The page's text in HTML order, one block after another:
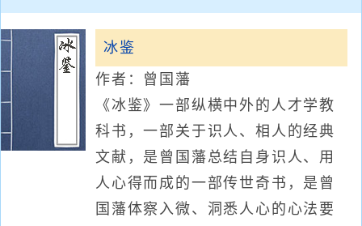
冰鉴
作者：曾国藩
《冰鉴》一部纵横中外的人才学教
科书，一部关于识人、相人的经典
文献，是曾国藩总结自身识人、用
人心得而成的一部传世奇书，是曾
国藩体察入微、洞悉人心的心法要